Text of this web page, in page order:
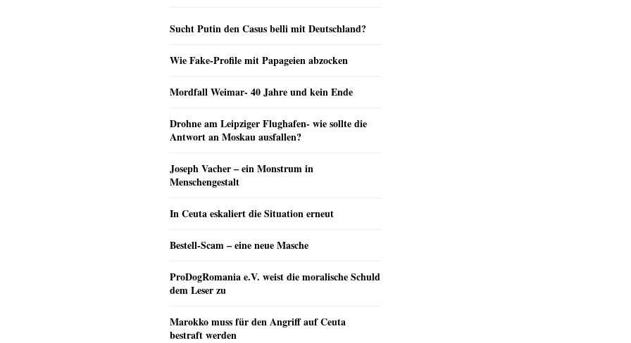
Sucht Putin den Casus belli mit Deutschland?
Wie Fake-Profile mit Papageien abzocken
Mordfall Weimar- 40 Jahre und kein Ende
Drohne am Leipziger Flughafen- wie sollte die
Antwort an Moskau ausfallen?
Joseph Vacher – ein Monstrum in
Menschengestalt
In Ceuta eskaliert die Situation erneut
Bestell-Scam – eine neue Masche
ProDogRomania e.V. weist die moralische Schuld
dem Leser zu
Marokko muss für den Angriff auf Ceuta
bestraft werden